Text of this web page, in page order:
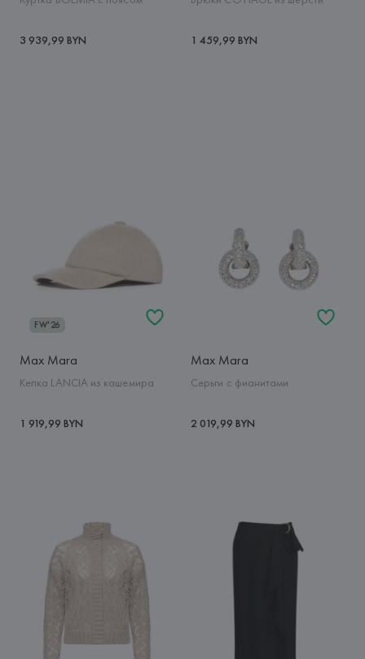
3 939,99 BYN 1 459,99 BYN
FW'26
Max Mara
Кепка LANCIA из кашемира
1 919,99 BYN
Max Mara
Серьги с фианитами
2 019,99 BYN